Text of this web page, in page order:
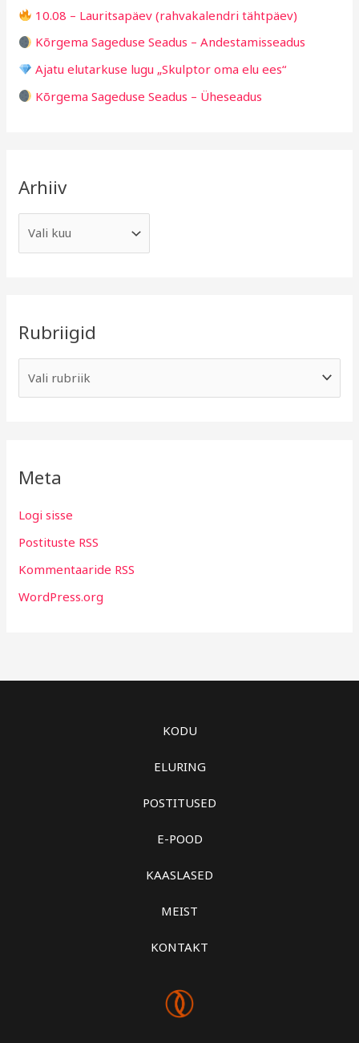
o
r
:
10.08 – Lauritsapäev (rahvakalendri tähtpäev)
Kõrgema Sageduse Seadus – Andestamisseadus
Ajatu elutarkuse lugu „Skulptor oma elu ees“
Kõrgema Sageduse Seadus – Üheseadus
Arhiiv
Rubriigid
d
Meta
Logi sisse
Postituste RSS
Kommentaaride RSS
WordPress.org
KODU
ELURING
POSTITUSED
E-POOD
KAASLASED
MEIST
KONTAKT